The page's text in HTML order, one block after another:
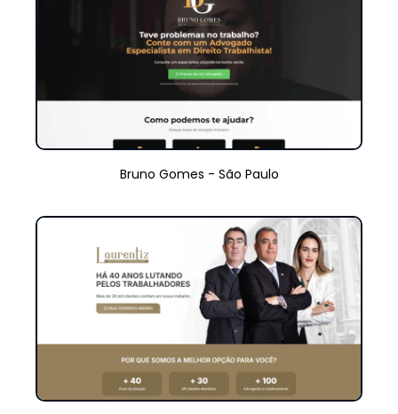
Bruno Gomes - São Paulo